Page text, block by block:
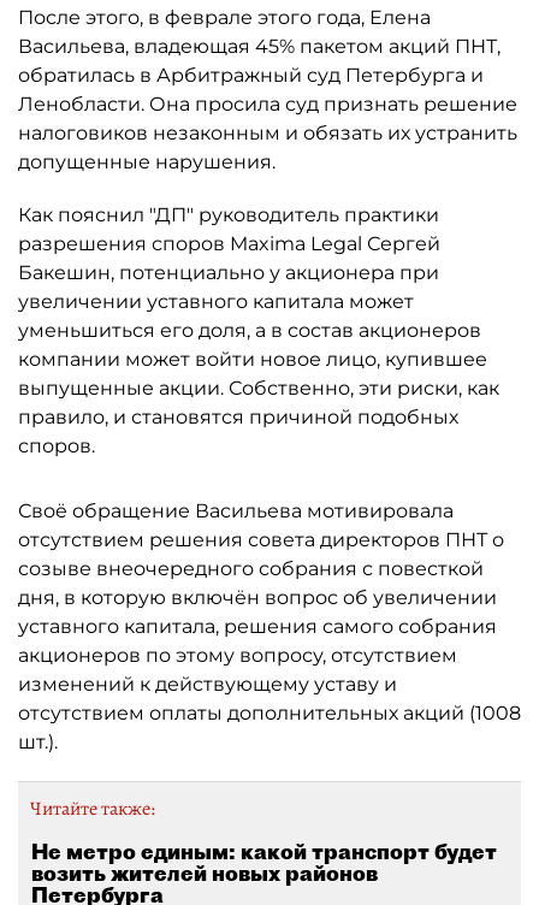
После этого, в феврале этого года, Елена
Васильева, владеющая 45% пакетом акций ПНТ,
обратилась в Арбитражный суд Петербурга и
Ленобласти. Она просила суд признать решение
налоговиков незаконным и обязать их устранить
допущенные нарушения.
Как пояснил "ДП" руководитель практики
разрешения споров Maxima Legal Сергей
Бакешин, потенциально у акционера при
увеличении уставного капитала может
уменьшиться его доля, а в состав акционеров
компании может войти новое лицо, купившее
выпущенные акции. Собственно, эти риски, как
правило, и становятся причиной подобных
споров.
Своё обращение Васильева мотивировала
отсутствием решения совета директоров ПНТ о
созыве внеочередного собрания с повесткой
дня, в которую включён вопрос об увеличении
уставного капитала, решения самого собрания
акционеров по этому вопросу, отсутствием
изменений к действующему уставу и
отсутствием оплаты дополнительных акций (1008
шт.).
Читайте также:
Не метро единым: какой транспорт будет
возить жителей новых районов
Петербурга